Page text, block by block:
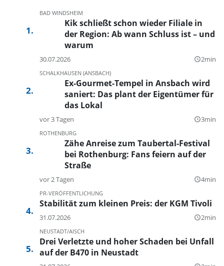
BAD WINDSHEIM
Kik schließt schon wieder Filiale in
der Region: Ab wann Schluss ist – und
warum
30.07.2026 query_builder2min
SCHALKHAUSEN (ANSBACH)
Ex-Gourmet-Tempel in Ansbach wird
saniert: Das plant der Eigentümer für
das Lokal
vor 3 Tagen query_builder3min
ROTHENBURG
Zähe Anreise zum Taubertal-Festival
bei Rothenburg: Fans feiern auf der
Straße
vor 2 Tagen query_builder4min
PR-VERÖFFENTLICHUNG
Stabilität zum kleinen Preis: der KGM Tivoli
31.07.2026 query_builder2min
NEUSTADT/AISCH
Drei Verletzte und hoher Schaden bei Unfall
auf der B470 in Neustadt